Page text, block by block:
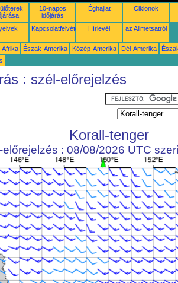
10-napos
időjárás
Éghajlat Ciklonok
Kapcsolatfelvétel Hírlevél az Allmetsatról
Afrika Észak-Amerika Közép-Amerika Dél-Amerika
: szél-előrejelzés
Korall-tenger
előrejelzés : 08/08/2026 UTC